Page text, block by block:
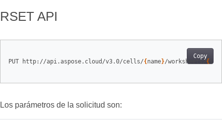
RSET API
Copy
PUT http://api.aspose.cloud/v3.0/cells/{ name}/worksheets/ {
Los parámetros de la solicitud son: